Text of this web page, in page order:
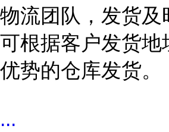
物流团队，发货及
可根据客户发货地
优势的仓库发货。
...